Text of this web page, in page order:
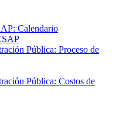
Calendario
Pública: Proceso de
Pública: Costos de